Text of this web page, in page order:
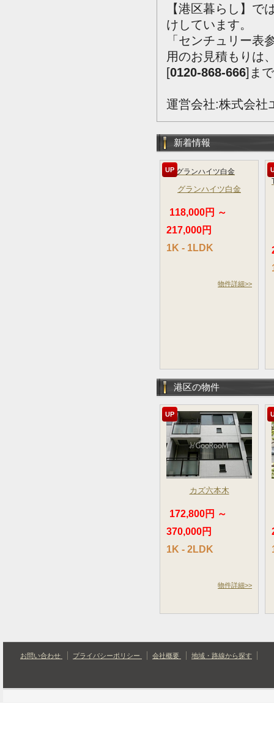
【港区暮らし】で
けしています。
「センチュリー表
用のお見積もりは
[0120-868-666]ま
運営会社:株式会社
新着情報
UP
グランハイツ白金
118,000円 ～
217,000円
1K - 1LDK
物件詳細>>
港区の物件
UP
カズ六本木
172,800円 ～
370,000円
1K - 2LDK
物件詳細>>
お問い合わせ プライバシーポリシー 会社概要 地域・路線から探す